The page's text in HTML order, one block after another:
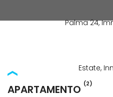
APARTAMENTO (2)